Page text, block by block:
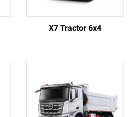
X7 Tractor 6x4